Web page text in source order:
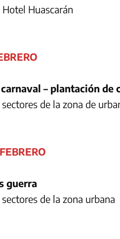
Huascarán
– plantación de
de la zona de
guerra
de la zona urbana